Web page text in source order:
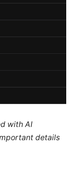
with AI
details